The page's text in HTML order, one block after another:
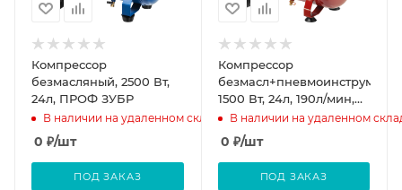
Компрессор
безмасляный, 2500 Вт,
24л, ПРОФ ЗУБР
В наличии на удаленном складе
0 ₽/шт
ПОД ЗАКАЗ
Компрессор
безмасл+пневмоинструмент,
1500 Вт, 24л, 190л/мин,
МАСТЕР ЗУБР
В наличии на удаленном
0 ₽/шт
ПОД ЗАКАЗ